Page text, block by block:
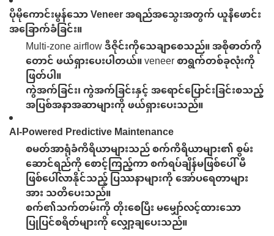
ပိုမိုကောင်းမွန်သော Veneer အရည်အသွေးအတွက် ယူနီဖောင်း
အခြောက်ခံခြင်း။
Multi-zone airflow ဒီဇိုင်းကိုသေချာစေသည်။အစိုဓာတ်ကို
တောင် ဖယ်ရှားပေးပါတယ်။veneer စာရွက်တစ်ခုလုံးကို
ဖြတ်ပါ။
ကွဲအက်ခြင်း၊ ကွဲအက်ခြင်းနှင့် အရောင်ပြောင်းခြင်းစသည့်
အပြစ်အနာအဆာများကို ဖယ်ရှားပေးသည်။
AI-Powered Predictive Maintenance
စမတ်အာရုံခံကိရိယာများသည် စက်ကိရိယာများ၏ စွမ်း
ဆောင်ရည်ကို စောင့်ကြည့်ကာ စက်ရပ်ချိန်မဖြစ်ပေါ်မီ
ဖြစ်ပေါ်လာနိုင်သည့် ပြဿနာများကို အော်ပရေတာများ
အား သတိပေးသည်။
စက်၏သက်တမ်းကို တိုးစေပြီး မမျှော်လင့်ထားသော
ပြုပြင်စရိတ်များကို လျှော့ချပေးသည်။